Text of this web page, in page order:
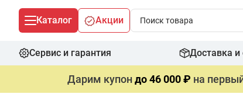
Каталог Акции
Сервис и гарантия Доставка и
Дарим купондо 46 000 ₽ на